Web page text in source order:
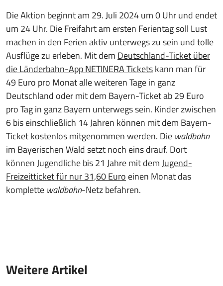
Die Aktion beginnt am 29. Juli 2024 um 0 Uhr und endet
um 24 Uhr. Die Freifahrt am ersten Ferientag soll Lust
machen in den Ferien aktiv unterwegs zu sein und tolle
Ausflüge zu erleben. Mit dem Deutschland-Ticket über
die Länderbahn-App NETINERA Ticketskann man für
49 Euro pro Monat alle weiteren Tage in ganz
Deutschland oder mit dem Bayern-Ticket ab 29 Euro
pro Tag in ganz Bayern unterwegs sein. Kinder zwischen
6 bis einschließlich 14 Jahren können mit dem Bayern-
Ticket kostenlos mitgenommen werden. Die waldbahn
im Bayerischen Waldsetzt noch eins drauf. Dort
können Jugendliche bis 21 Jahre mit demJugend-
Freizeitticket für nur 31,60 Euro einen Monat das
komplette waldbahn-Netz befahren.
Weitere Artikel